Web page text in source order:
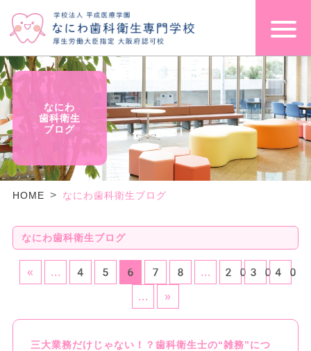
なにわ
歯科衛生
ブログ
HOME なにわ歯科衛生ブログ
なにわ歯科衛生ブログ
« ... 4 5 6 7 8 ... 20 3040
...
»
三大業務だけじゃない！？歯科衛生士の“雑務”につ